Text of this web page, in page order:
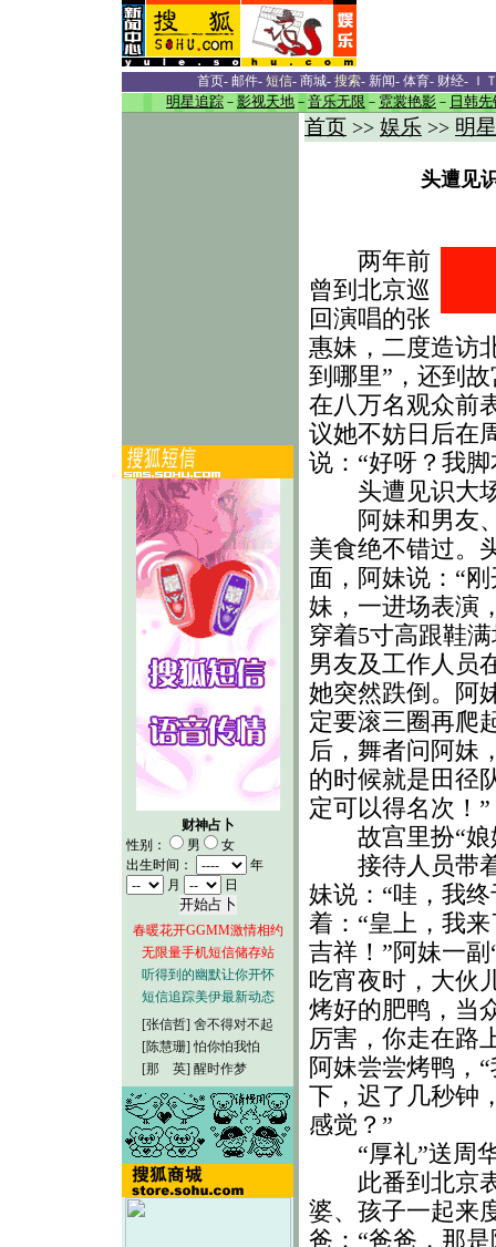
首页- 邮件- 短信- 商城- 搜索- 新闻- 体育- 财经- Ｉ
明星追踪 － 影视天地 － 音乐无限 － 霓裳艳影 － 日韩先
财神占卜
性别：
男
女
出生时间：
年
月
日
春暖花开GGMM激情相约
无限量手机短信储存站
听得到的幽默让你开怀
短信追踪美伊最新动态
[张信哲] 舍不得对不起
[陈慧珊] 怕你怕我怕
[那 英] 醒时作梦
首页 >> 娱乐 >> 明
头遭见
两年前
曾到北京巡
回演唱的张
惠妹，二度造访
到哪里”，还到
在八万名观众前
议她不妨日后在
说：“好呀？我
头遭见识大
阿妹和男友、
美食绝不错过。
面，阿妹说：“
妹，一进场表演
穿着5寸高跟鞋
男友及工作人员
她突然跌倒。阿
定要滚三圈再爬
后，舞者问阿妹
的时候就是田径
定可以得名次！”
故宫里扮“娘
接待人员带着
妹说：“哇，我
着：“皇上，我
吉祥！”阿妹一
吃宵夜时，大伙
烤好的肥鸭，当
厉害，你走在路
阿妹尝尝烤鸭，
下，迟了几秒钟
感觉？”
“厚礼”送周
此番到北京表
婆、孩子一起来
爸：“爸爸，那